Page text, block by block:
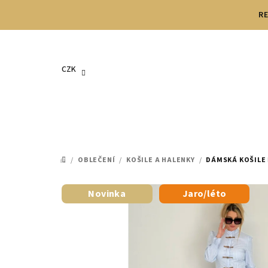
CZK
DOMŮ
/ OBLEČENÍ / KOŠILE A HALENKY / DÁMSKÁ
Novinka Jaro/léto